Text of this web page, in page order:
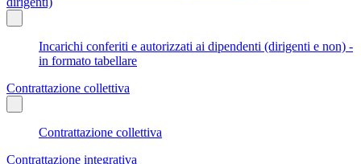
Incarichi conferiti e autorizzati ai dipendenti (dirigenti e non) -
in formato tabellare
Contrattazione collettiva
Contrattazione collettiva
Contrattazione integrativa